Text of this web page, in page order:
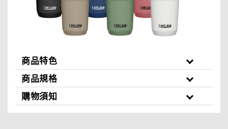
商品特色
商品規格
購物須知